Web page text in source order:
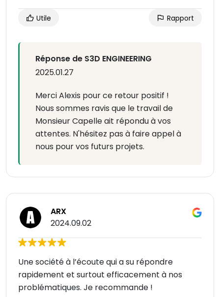
Utile Rapport
Réponse de S3D ENGINEERING
2025.01.27
Merci Alexis pour ce retour positif !
Nous sommes ravis que le travail de
Monsieur Capelle ait répondu à vos
attentes. N'hésitez pas à faire appel à
nous pour vos futurs projets.
ARX
2024.09.02
Une société à l’écoute qui a su répondre
rapidement et surtout efficacement à nos
problématiques. Je recommande !